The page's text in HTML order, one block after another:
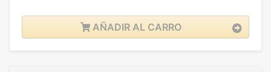
AÑADIR AL CARRO